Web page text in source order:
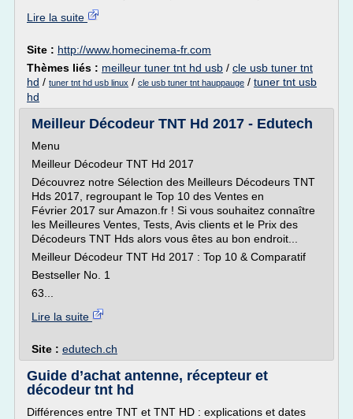
Lire la suite
Site : http://www.homecinema-fr.com
Thèmes liés : meilleur tuner tnt hd usb / cle usb tuner tnt
hd / tuner tnt hd usb linux / cle usb tuner tnt hauppauge / tuner tnt usb
hd
Meilleur Décodeur TNT Hd 2017 - Edutech
Menu
Meilleur Décodeur TNT Hd 2017
Découvrez notre Sélection des Meilleurs Décodeurs TNT
Hds 2017, regroupant le Top 10 des Ventes en
Février 2017 sur Amazon.fr ! Si vous souhaitez connaître
les Meilleures Ventes, Tests, Avis clients et le Prix des
Décodeurs TNT Hds alors vous êtes au bon endroit...
Meilleur Décodeur TNT Hd 2017 : Top 10 & Comparatif
Bestseller No. 1
63...
Lire la suite
Site : edutech.ch
Guide d’achat antenne, récepteur et
décodeur tnt hd
Différences entre TNT et TNT HD : explications et dates